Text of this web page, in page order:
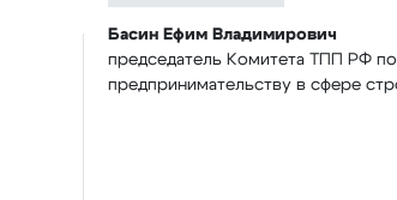
Басин Ефим Владимирович
председатель Комитета ТПП РФ по
предпринимательству в сфере